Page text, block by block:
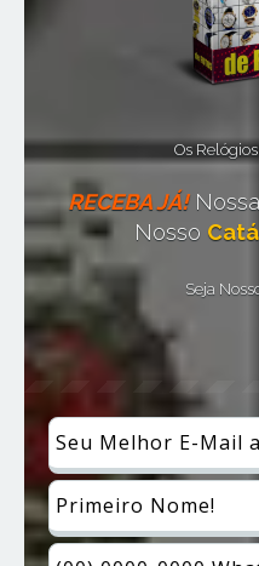
Os
RECEBA JÁ!Nossa
Nosso
Seja